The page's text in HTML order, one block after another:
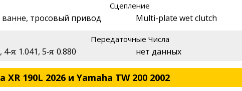
Сцепление
тросовый привод Multi-plate wet clutch
Передаточные Числа
4‑я: 1.041, 5‑я: 0.880 нет данных
190L 2026 и Yamaha TW 200 2002